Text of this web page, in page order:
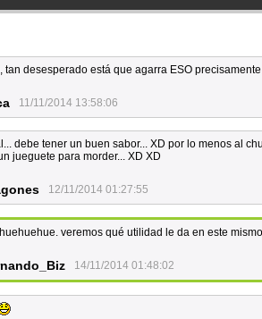
tan desesperado está que agarra ESO
11/11/2014 13:58:06
debe tener un buen sabor... XD por lo menos al
jueguete para morder... XD XD
12/11/2014 01:27:55
veremos qué utilidad le da en este
14/11/2014 01:48:02